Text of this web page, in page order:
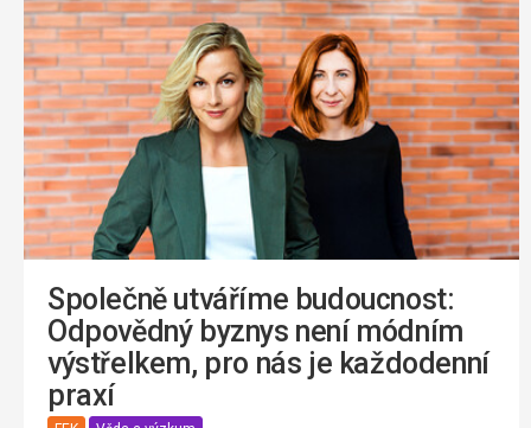
Společně utváříme budoucnost:
Odpovědný byznys není módním
výstřelkem, pro nás je každodenní
praxí